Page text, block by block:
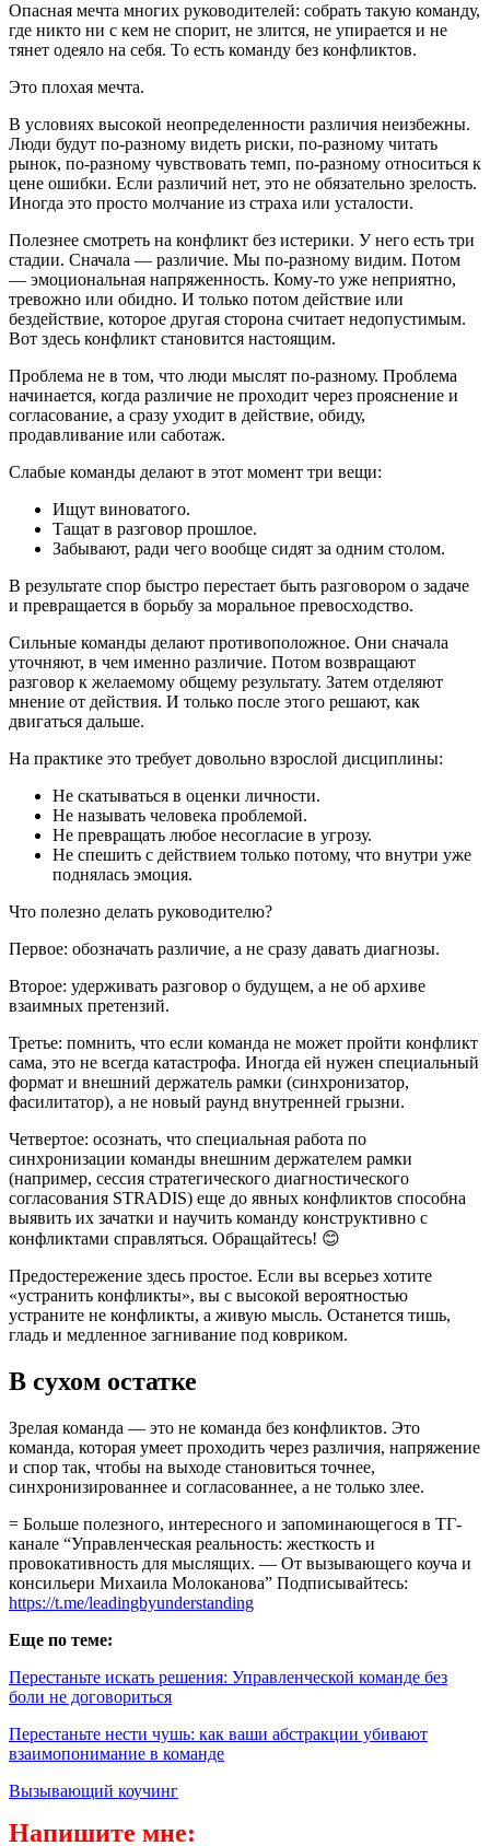
Опасная мечта многих руководителей: собрать такую команду,
где никто ни с кем не спорит, не злится, не упирается и не
тянет одеяло на себя. То есть команду без конфликтов.
Это плохая мечта.
В условиях высокой неопределенности различия неизбежны.
Люди будут по-разному видеть риски, по-разному читать
рынок, по-разному чувствовать темп, по-разному относиться к
цене ошибки. Если различий нет, это не обязательно зрелость.
Иногда это просто молчание из страха или усталости.
Полезнее смотреть на конфликт без истерики. У него есть три
стадии. Сначала — различие. Мы по-разному видим. Потом
— эмоциональная напряженность. Кому-то уже неприятно,
тревожно или обидно. И только потом действие или
бездействие, которое другая сторона считает недопустимым.
Вот здесь конфликт становится настоящим.
Проблема не в том, что люди мыслят по-разному. Проблема
начинается, когда различие не проходит через прояснение и
согласование, а сразу уходит в действие, обиду,
продавливание или саботаж.
Слабые команды делают в этот момент три вещи:
Ищут виноватого.
Тащат в разговор прошлое.
Забывают, ради чего вообще сидят за одним столом.
В результате спор быстро перестает быть разговором о задаче
и превращается в борьбу за моральное превосходство.
Сильные команды делают противоположное. Они сначала
уточняют, в чем именно различие. Потом возвращают
разговор к желаемому общему результату. Затем отделяют
мнение от действия. И только после этого решают, как
двигаться дальше.
На практике это требует довольно взрослой дисциплины:
Не скатываться в оценки личности.
Не называть человека проблемой.
Не превращать любое несогласие в угрозу.
Не спешить с действием только потому, что внутри уже
поднялась эмоция.
Что полезно делать руководителю?
Первое: обозначать различие, а не сразу давать диагнозы.
Второе: удерживать разговор о будущем, а не об архиве
взаимных претензий.
Третье: помнить, что если команда не может пройти конфликт
сама, это не всегда катастрофа. Иногда ей нужен специальный
формат и внешний держатель рамки (синхронизатор,
фасилитатор), а не новый раунд внутренней грызни.
Четвертое: осознать, что специальная работа по
синхронизации команды внешним держателем рамки
(например, сессия стратегического диагностического
согласования STRADIS) еще до явных конфликтов способна
выявить их зачатки и научить команду конструктивно с
конфликтами справляться. Обращайтесь! 😊
Предостережение здесь простое. Если вы всерьез хотите
«устранить конфликты», вы с высокой вероятностью
устраните не конфликты, а живую мысль. Останется тишь,
гладь и медленное загнивание под ковриком.
В сухом остатке
Зрелая команда — это не команда без конфликтов. Это
команда, которая умеет проходить через различия, напряжение
и спор так, чтобы на выходе становиться точнее,
синхронизированнее и согласованнее, а не только злее.
= Больше полезного, интересного и запоминающегося в ТГ-
канале “Управленческая реальность: жесткость и
провокативность для мыслящих. — От вызывающего коуча и
консильери Михаила Молоканова” Подписывайтесь:
https://t.me/leadingbyunderstanding
Еще по теме:
Перестаньте искать решения: Управленческой команде без
боли не договориться
Перестаньте нести чушь: как ваши абстракции убивают
взаимопонимание в команде
Вызывающий коучинг
Напишите мне: